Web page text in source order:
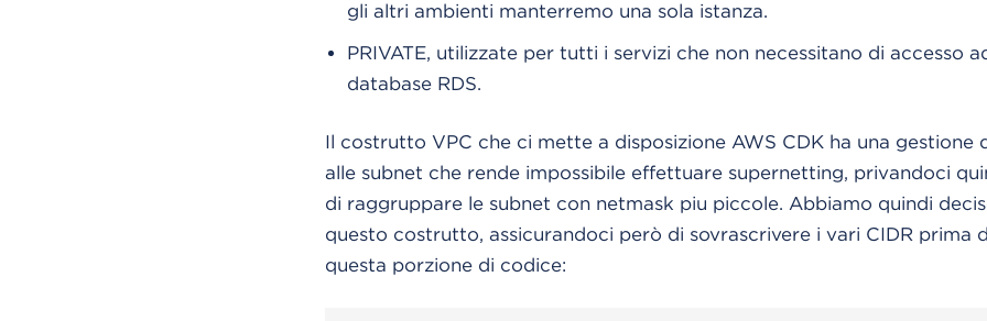
gli altri ambienti manterremo una sola istanza.
PRIVATE, utilizzate per tutti i servizi che non necessitano di accesso
database RDS.
Il costrutto VPC che ci mette a disposizione AWS CDK ha una gestione
alle subnet che rende impossibile effettuare supernetting, privandoci
di raggruppare le subnet con netmask piu piccole. Abbiamo quindi
questo costrutto, assicurandoci però di sovrascrivere i vari CIDR prima
questa porzione di codice: